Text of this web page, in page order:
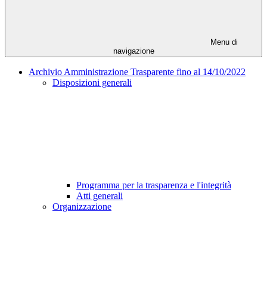
Menu di
navigazione
Archivio Amministrazione Trasparente fino al 14/10/2022
Disposizioni generali
Programma per la trasparenza e l'integrità
Atti generali
Organizzazione